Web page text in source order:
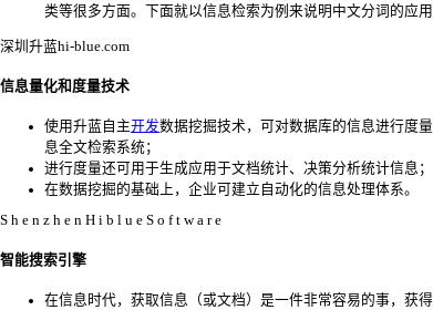
类等很多方面。下面就以信息检索为例来说明中文分词的应用
深圳升蓝hi-blue.com
信息量化和度量技术
使用升蓝自主开发数据挖掘技术，可对数据库的信息进行度
息全文检索系统；
进行度量还可用于生成应用于文档统计、决策分析统计信息；
在数据挖掘的基础上，企业可建立自动化的信息处理体系。
S h e n z h e n H i b l u e S o f t w a r e
智能搜索引擎
在信息时代，获取信息（或文档）是一件非常容易的事，获